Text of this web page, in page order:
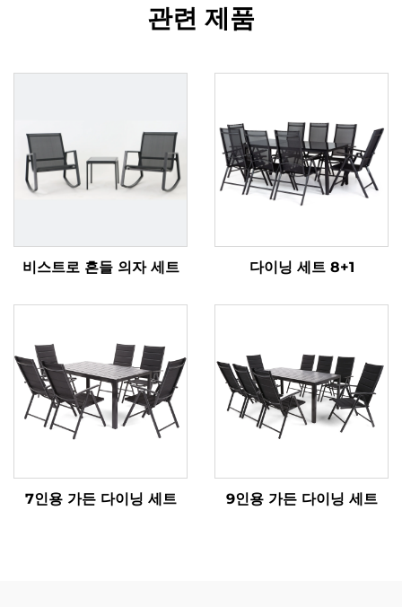
관련 제품
비스트로 흔들 의자 세트 다이닝 세트 8+1
7인용 가든 다이닝 세트 9인용 가든 다이닝 세트